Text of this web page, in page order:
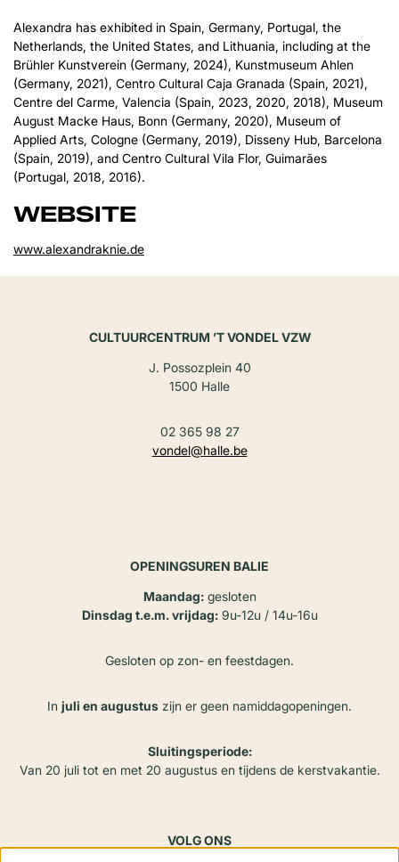
Alexandra has exhibited in Spain, Germany, Portugal, the
Netherlands, the United States, and Lithuania, including at the
Brühler Kunstverein (Germany, 2024), Kunstmuseum Ahlen
(Germany, 2021), Centro Cultural Caja Granada (Spain, 2021),
Centre del Carme, Valencia (Spain, 2023, 2020, 2018), Museum
August Macke Haus, Bonn (Germany, 2020), Museum of
Applied Arts, Cologne (Germany, 2019), Disseny Hub, Barcelona
(Spain, 2019), and Centro Cultural Vila Flor, Guimarães
(Portugal, 2018, 2016).
WEBSITE
www.alexandraknie.de
CULTUURCENTRUM ’T VONDEL VZW
J. Possozplein 40
1500 Halle
02 365 98 27
vondel@halle.be
OPENINGSUREN BALIE
Maandag:gesloten
Dinsdag t.e.m. vrijdag:9u-12u / 14u-16u
Gesloten op zon- en feestdagen.
In juli en augustus zijn er geen namiddagopeningen.
Sluitingsperiode:
Van 20 juli tot en met 20 augustus en tijdens de kerstvakantie.
VOLG ONS